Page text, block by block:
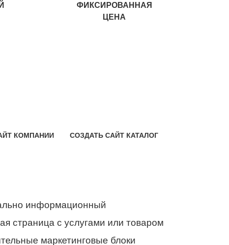
ФИКСИРОВАННАЯ
ЦЕНА
КОМПАНИИ СОЗДАТЬ САЙТ КАТАЛОГ
информационный
страница с услугами или товаром
маркетинговые блоки